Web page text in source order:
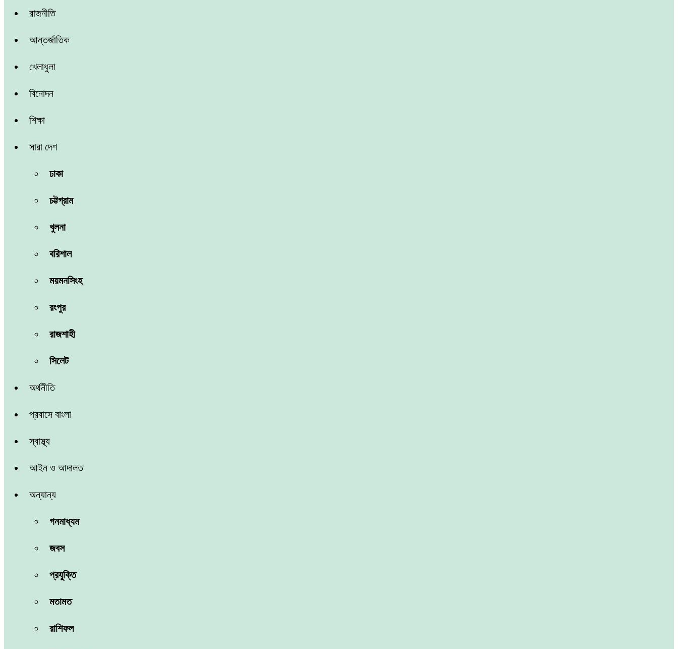
রাজনীতি
আন্তর্জাতিক
খেলাধুলা
বিনোদন
শিক্ষা
সারা দেশ
ঢাকা
চট্টগ্রাম
খুলনা
বরিশাল
ময়মনসিংহ
রংপুর
রাজশাহী
সিলেট
অর্থনীতি
প্রবাসে বাংলা
স্বাস্থ্য
আইন ও আদালত
অন্যান্য
গনমাধ্যম
জবস
প্রযুক্তি
মতামত
রাশিফল